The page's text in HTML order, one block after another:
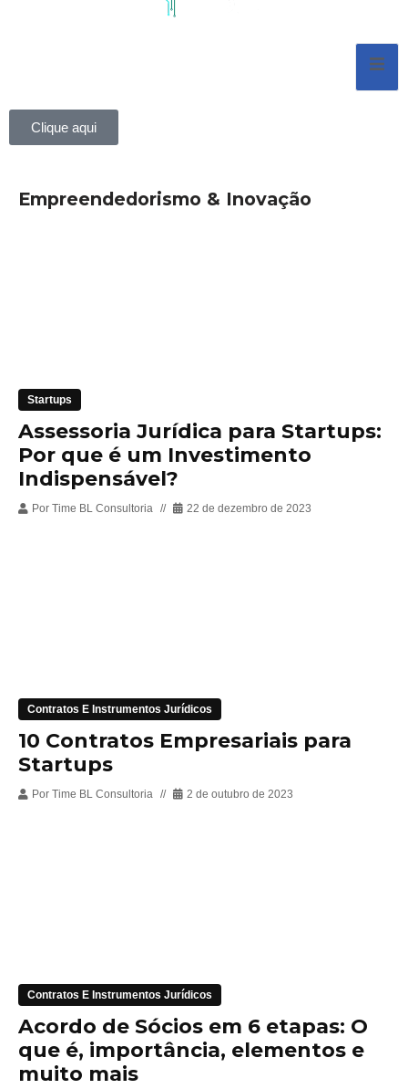
Clique aqui
Empreendedorismo & Inovação
Startups
Assessoria Jurídica para Startups:
Por que é um Investimento
Indispensável?
Por Time BL Consultoria 22 de dezembro de 2023
Contratos E Instrumentos Jurídicos
10 Contratos Empresariais para
Startups
Por Time BL Consultoria 2 de outubro de 2023
Contratos E Instrumentos Jurídicos
Acordo de Sócios em 6 etapas: O
que é, importância, elementos e
muito mais